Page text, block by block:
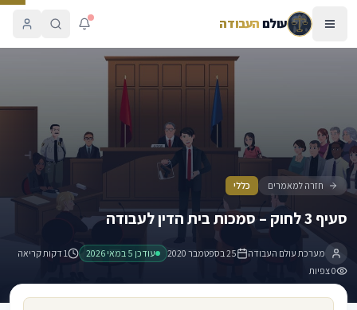
עולםהעבודה
סעיף 3 לחוק – סמכות בית הדין לעבודה
חזרה למאמרים כללי
סעיף 3 לחוק – סמכות בית הדין לעבודה
מערכת עולם העבודה 25 בספטמבר 2020 עודכן 5 במאי 2026
1 דקות קריאה
0צפיות